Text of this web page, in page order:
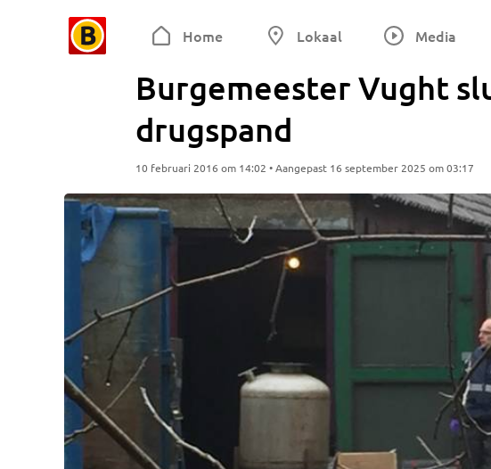
Home Lokaal Media
Burgemeester Vught
drugspand
10 februari 2016 om 14:02 • Aangepast 16 september 2025 om 03:17